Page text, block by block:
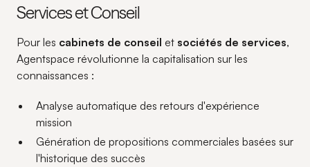
Services et Conseil
Pour les cabinets de conseil et sociétés de services,
Agentspace révolutionne la capitalisation sur les
connaissances :
Analyse automatique des retours d'expérience
mission
Génération de propositions commerciales basées sur
l'historique des succès